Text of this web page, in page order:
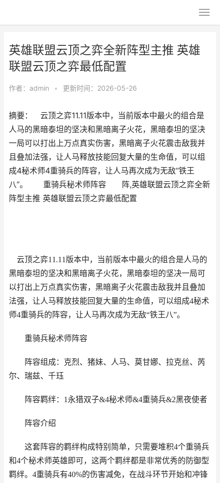
英雄联盟云顶之弈全新阵型主推 英雄
联盟云顶之弈最低配置
作者： admin • 更新时间：2026-05-26
摘要： 云顶之弈11.11版本中，当前版本中最火的组合是
人马的黑暗泰坦的坚决和黑暗离子火花，黑暗泰坦的坚决
一局可以打出上万点真实伤害，黑暗离子火花震击敌我并
且叠加法强，让人马释放技能回复大量的生命值，可以组
成4秘术师4重骑兵的阵容，让人马再次成为无敌“铁王
八”。 重骑兵秘术师阵容 阵,英雄联盟云顶之弈全新
阵型主推 英雄联盟云顶之弈最低配置
云顶之弈11.11版本中，当前版本中最火的组合是人马的
黑暗泰坦的坚决和黑暗离子火花，黑暗泰坦的坚决一局可
以打出上万点真实伤害，黑暗离子火花震击敌我并且叠加
法强，让人马释放技能回复大量的生命值，可以组成4秘术
师4重骑兵的阵容，让人马再次成为无敌“铁王八”。
重骑兵秘术师阵容
阵容组成：克烈、猪妹、人马、莫甘娜、拉克丝、芮
尔、瑞兹、千珏
阵容羁绊：1永猎双子&4秘术师&4重骑兵&2黑夜使者
阵容介绍
这套阵容的羁绊构成特别简单，只需要堆积4个重骑兵
和4个秘术师英雄即可，这两个羁绊都是非常优秀的防御型
羁绊。4重骑兵有40%的伤害减免，在战斗环节开始和冲锋